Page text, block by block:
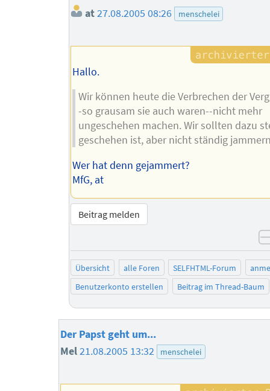
at27.08.2005 08:26 menschelei
Hallo.
Wir können heute die Verbrechen der
-so grausam sie auch waren--nicht mehr
ungeschehen machen. Wir sollten dazu
geschehen ist, aber nicht ständig
Wer hat denn gejammert?
MfG, at
Beitrag melden
Übersicht alle Foren SELFHTML-Forum
Benutzerkonto erstellen
Beitrag im Thread-Baum
Der Papst geht um...
Mel21.08.2005 13:32 menschelei